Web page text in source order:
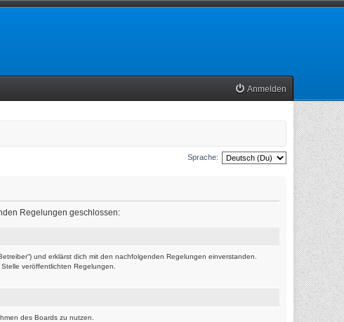
Anmelden
Sprache:
Regelungen geschlossen:
und erklärst dich mit den nachfolgenden Regelungen einverstanden.
veröffentlichten Regelungen.
des Boards zu nutzen.